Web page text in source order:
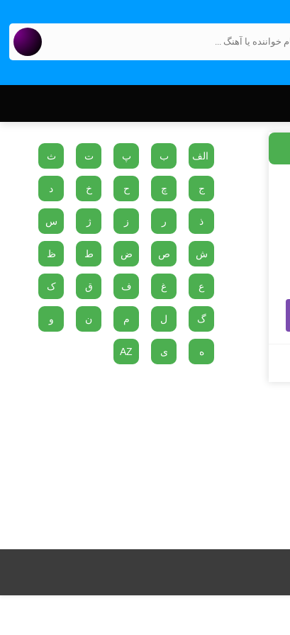
الف ب پ ت ث
ج چ ح خ د
ذ ر ز ژ س
ش ص ض ط ظ
ع غ ف ق ک
گ ل م ن و
ه ی AZ